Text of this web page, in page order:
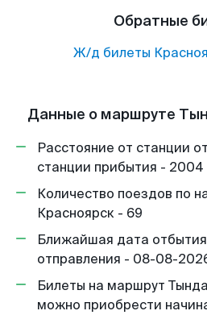
Обратные
Ж/д билеты
Данные о маршруте
Расстояние от станции
станции прибытия - 2004
Количество поездов по
Красноярск - 69
Ближайшая дата
отправления - 08-08-
Билеты на маршрут
можно приобрести